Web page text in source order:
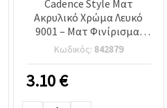
Cadence Style Ματ
Ακρυλικό Χρώμα Λευκό
9001 – Ματ Φινίρισμα,
120 ml, μπουκάλι με
καπάκι flip‑top | Χρώμα
χειροτεχνίας & hobby για
καμβά, ξύλο, χαρτί, DIY/
ντεκουπάζ
Κωδικός: 842879
3.10€